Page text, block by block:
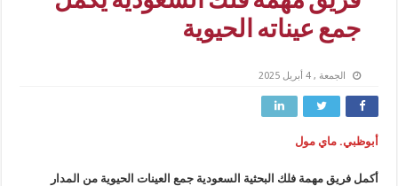
جمع عيناته الحيوية
الجمعة , 4 أبريل 2025
أبوظبي. ماي مول
أكمل فريق مهمة فلك البحثية السعودية جمع العينات الحيوية من المدار